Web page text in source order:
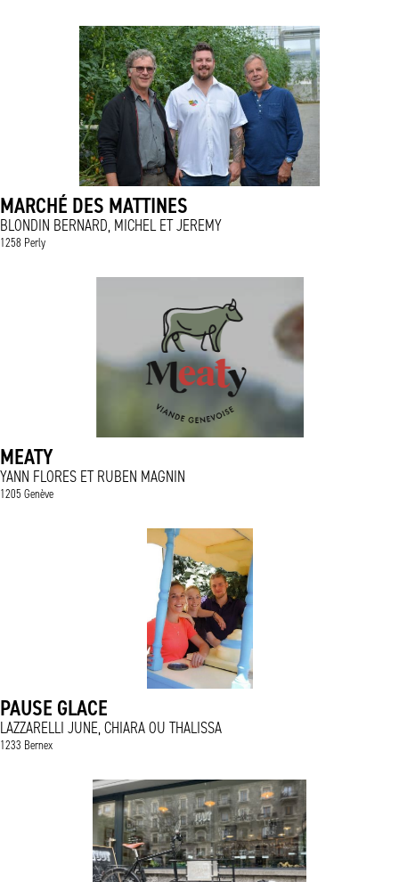
MARCHÉ DES MATTINES
BLONDIN BERNARD, MICHEL ET JEREMY
1258 Perly
MEATY
YANN FLORES ET RUBEN MAGNIN
1205 Genève
PAUSE GLACE
LAZZARELLI JUNE, CHIARA OU THALISSA
1233 Bernex